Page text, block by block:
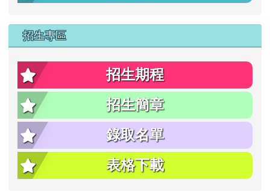
招生專區
招生期程
招生簡章
錄取名單
表格下載